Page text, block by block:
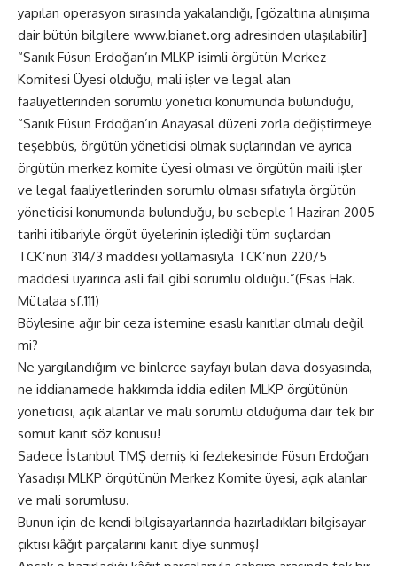
yapılan operasyon sırasında yakalandığı, [gözaltına alınışıma
dair bütün bilgilere www.bianet.org adresinden ulaşılabilir]
“Sanık Füsun Erdoğan’ın MLKP isimli örgütün Merkez
Komitesi Üyesi olduğu, mali işler ve legal alan
faaliyetlerinden sorumlu yönetici konumunda bulunduğu,
“Sanık Füsun Erdoğan’ın Anayasal düzeni zorla değiştirmeye
teşebbüs, örgütün yöneticisi olmak suçlarından ve ayrıca
örgütün merkez komite üyesi olması ve örgütün maili işler
ve legal faaliyetlerinden sorumlu olması sıfatıyla örgütün
yöneticisi konumunda bulunduğu, bu sebeple 1 Haziran 2005
tarihi itibariyle örgüt üyelerinin işlediği tüm suçlardan
TCK’nun 314/3 maddesi yollamasıyla TCK’nun 220/5
maddesi uyarınca asli fail gibi sorumlu olduğu.”(Esas Hak.
Mütalaa sf.111)
Böylesine ağır bir ceza istemine esaslı kanıtlar olmalı değil
mi?
Ne yargılandığım ve binlerce sayfayı bulan dava dosyasında,
ne iddianamede hakkımda iddia edilen MLKP örgütünün
yöneticisi, açık alanlar ve mali sorumlu olduğuma dair tek bir
somut kanıt söz konusu!
Sadece İstanbul TMŞ demiş ki fezlekesinde Füsun Erdoğan
Yasadışı MLKP örgütünün Merkez Komite üyesi, açık alanlar
ve mali sorumlusu.
Bunun için de kendi bilgisayarlarında hazırladıkları bilgisayar
çıktısı kâğıt parçalarını kanıt diye sunmuş!